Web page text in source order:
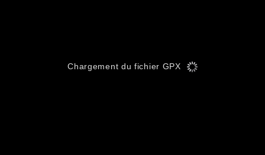
Chargement du fichier GPX